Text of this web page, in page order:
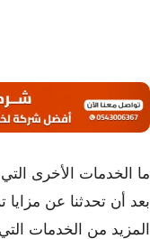
ما الخدمات الأخرى
بعد أن تحدثنا عن
المزيد من الخدمات